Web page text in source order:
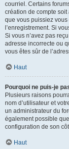
courriel. Certains
création de compte
que vous puissiez
l’enregistrement. Si
Si vous n’avez pas
adresse incorrecte ou
vous êtes sûr de
Haut
Pourquoi ne puis-je
Plusieurs raisons
nom d’utilisateur et
un administrateur du
également possible
configuration de son
Haut